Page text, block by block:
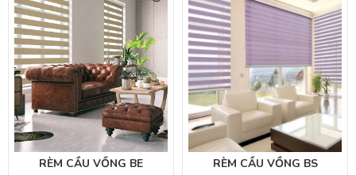
RÈM CẦU VỒNG BE RÈM CẦU VỒNG BS